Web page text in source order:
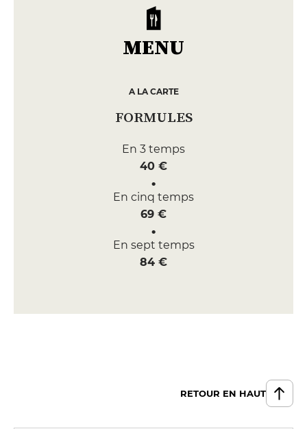
MENU
A LA CARTE
FORMULES
En 3 temps
40 €
En cinq temps
69 €
En sept temps
84 €
RETOUR EN HAUT